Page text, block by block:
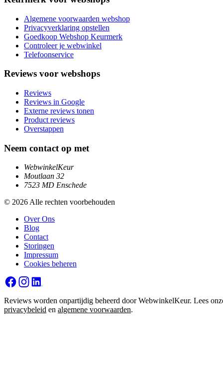
Algemene voorwaarden webshop
Privacyverklaring opstellen
Goedkoop Webshop Keurmerk
Controleer je webwinkel
Telefoonservice
Reviews voor webshops
Reviews
Reviews in Google
Externe reviews tonen
Product reviews
Overstappen
Neem contact op met
WebwinkelKeur
Moutlaan 32
7523 MD Enschede
© 2026 Alle rechten voorbehouden
Over Ons
Blog
Contact
Storingen
Impressum
Cookies beheren
Reviews worden onpartijdig beheerd door WebwinkelKeur. Lees
privacybeleid en algemene voorwaarden.